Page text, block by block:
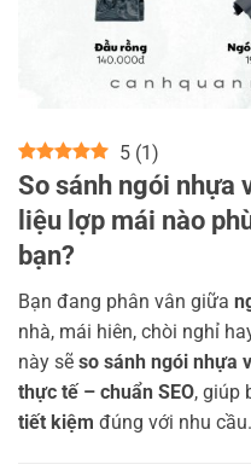
5 (1)
So sánh ngói nhựa
liệu lợp mái nào
bạn?
Bạn đang phân vân giữa
nhà, mái hiên, chòi nghỉ
này sẽ so sánh ngói nhựa
thực tế – chuẩn SEO, giúp
tiết kiệm đúng với nhu cầu.